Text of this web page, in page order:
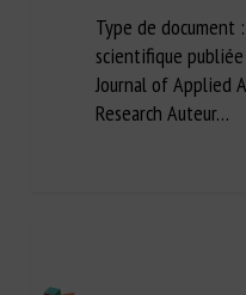
Type de document
scientifique
Journal of Applied
Research Auteur…